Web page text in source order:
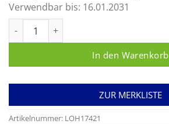
Verwendbar bis: 16.01.2031
In den Warenkorb
ZUR MERKLISTE
Artikelnummer: LOH17421